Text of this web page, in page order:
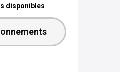
disponibles